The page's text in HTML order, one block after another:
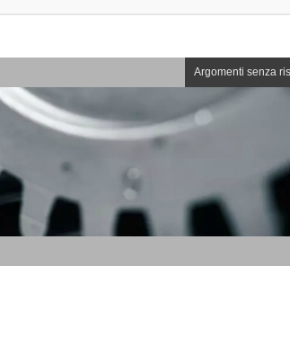
Argomenti senza